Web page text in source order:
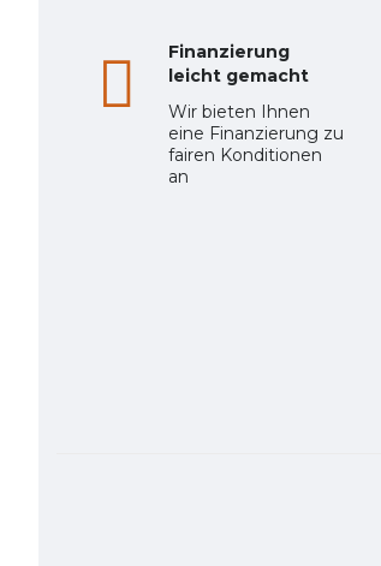
Finanzierung
leicht gemacht
Wir bieten Ihnen
eine Finanzierung zu
fairen Konditionen
an